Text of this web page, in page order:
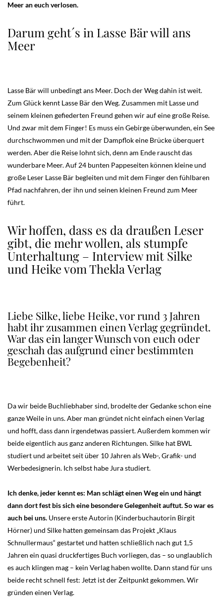
Meer an euch verlosen.
Darum geht´s in Lasse Bär will ans
Meer
Lasse Bär will unbedingt ans Meer. Doch der Weg dahin ist weit.
Zum Glück kennt Lasse Bär den Weg. Zusammen mit Lasse und
seinem kleinen gefiederten Freund gehen wir auf eine große Reise.
Und zwar mit dem Finger! Es muss ein Gebirge überwunden, ein See
durchschwommen und mit der Dampflok eine Brücke überquert
werden. Aber die Reise lohnt sich, denn am Ende rauscht das
wunderbare Meer. Auf 24 bunten Pappeseiten können kleine und
große Leser Lasse Bär begleiten und mit dem Finger den fühlbaren
Pfad nachfahren, der ihn und seinen kleinen Freund zum Meer
führt.
Wir hoffen, dass es da draußen Leser
gibt, die mehr wollen, als stumpfe
Unterhaltung – Interview mit Silke
und Heike vom Thekla Verlag
Liebe Silke, liebe Heike, vor rund 3 Jahren
habt ihr zusammen einen Verlag gegründet.
War das ein langer Wunsch von euch oder
geschah das aufgrund einer bestimmten
Begebenheit?
Da wir beide Buchliebhaber sind, brodelte der Gedanke schon eine
ganze Weile in uns. Aber man gründet nicht einfach einen Verlag
und hofft, dass dann irgendetwas passiert. Außerdem kommen wir
beide eigentlich aus ganz anderen Richtungen. Silke hat BWL
studiert und arbeitet seit über 10 Jahren als Web-, Grafik- und
Werbedesignerin. Ich selbst habe Jura studiert.
Ich denke, jeder kennt es: Man schlägt einen Weg ein und hängt
dann dort fest bis sich eine besondere Gelegenheit auftut. So war es
auch bei uns. Unsere erste Autorin (Kinderbuchautorin Birgit
Hörner) und Silke hatten gemeinsam das Projekt „Klaus
Schnullermaus“ gestartet und hatten schließlich nach gut 1,5
Jahren ein quasi druckfertiges Buch vorliegen, das – so unglaublich
es auch klingen mag – kein Verlag haben wollte. Dann stand für uns
beide recht schnell fest: Jetzt ist der Zeitpunkt gekommen. Wir
gründen einen Verlag.